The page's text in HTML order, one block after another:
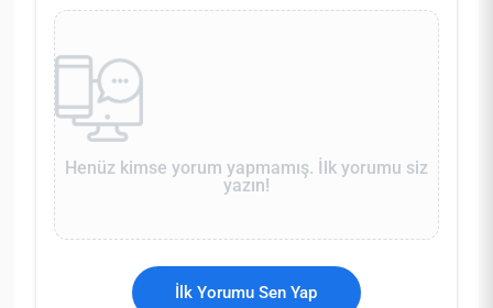
Henüz kimse yorum yapmamış. İlk yorumu siz
yazın!
İlk Yorumu Sen Yap